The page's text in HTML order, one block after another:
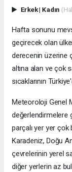
Erkek| Kadın
Hafta sonunu
geçirecek olan
derecenin üzerine
altına alan ve çok
sıcaklarının
Meteoroloji Genel
değerlendirmelere
parçalı yer yer çok
Karadeniz, Doğu
çevrelerinin yerel
diğer yerlerin az